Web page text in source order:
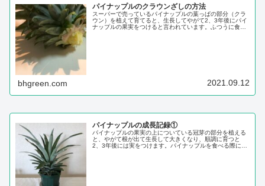
パイナップルのクラウンざしの方法
スーパーで売っているパイナップルの葉っぱの部分（クラ
ウン）を植えて育てると、生長してやがて2、3年後にパイ
ナップルの果実をつけると言われています。ふつうに食べ
bhgreen.com 2021.09.12
パイナップルの成長記録①
パイナップルの果実の上についている冠芽の部分を植える
と、やがて根が出て生長して大きくなり、順調に育つと
2、3年後には実をつけます。パイナップルを食べる際に、